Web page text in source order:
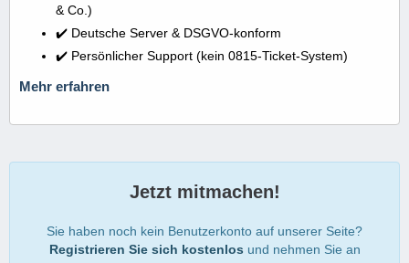
& Co.)
✔️ Deutsche Server & DSGVO-konform
✔️ Persönlicher Support (kein 0815-Ticket-System)
Mehr erfahren
Jetzt mitmachen!
Sie haben noch kein Benutzerkonto auf unserer Seite?
Registrieren Sie sich kostenlos und nehmen Sie an